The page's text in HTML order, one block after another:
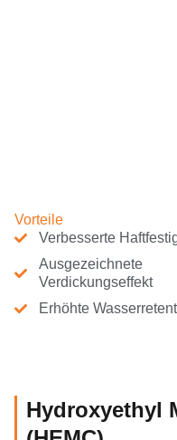
Vorteile
Verbesserte
Ausgezeichnete
Verdickungseffekt
Erhöhte
Hydroxyethyl